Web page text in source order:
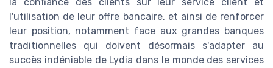
la confiance des clients sur leur service client et
l'utilisation de leur offre bancaire, et ainsi de renforcer
leur position, notamment face aux grandes banques
traditionnelles qui doivent désormais s'adapter au
succès indéniable de Lydia dans le monde des services